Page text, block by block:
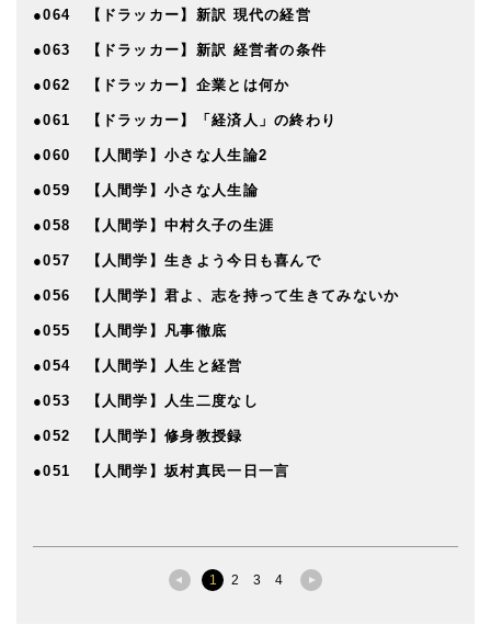
●064 【ドラッカー】新訳 現代の経営
●063 【ドラッカー】新訳 経営者の条件
●062 【ドラッカー】企業とは何か
●061 【ドラッカー】「経済人」の終わり
●060 【人間学】小さな人生論2
●059 【人間学】小さな人生論
●058 【人間学】中村久子の生涯
●057 【人間学】生きよう今日も喜んで
●056 【人間学】君よ、志を持って生きてみないか
●055 【人間学】凡事徹底
●054 【人間学】人生と経営
●053 【人間学】人生二度なし
●052 【人間学】修身教授録
●051 【人間学】坂村真民一日一言
1 2 3 4